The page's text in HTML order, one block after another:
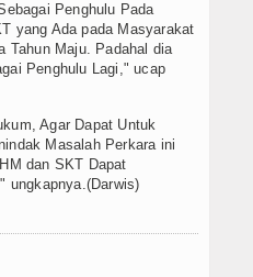
Penghulu Pada
yang Ada pada Masyarakat
Tahun Maju. Padahal dia
Penghulu Lagi," ucap
Agar Dapat Untuk
Masalah Perkara ini
dan SKT Dapat
ungkapnya.(Darwis)